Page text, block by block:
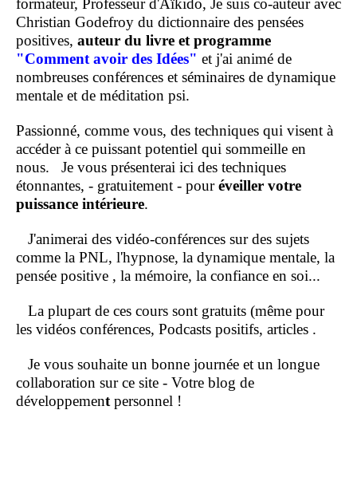
formateur, Professeur d'Aïkido, Je suis co-auteur avec
Christian Godefroy du dictionnaire des pensées
positives, auteur du livre et programme
"Comment avoir des Idées" et j'ai animé de
nombreuses conférences et séminaires de dynamique
mentale et de méditation psi.
Passionné, comme vous, des techniques qui visent à
accéder à ce puissant potentiel qui sommeille en
nous. Je vous présenterai ici des techniques
étonnantes, - gratuitement - pouréveiller votre
puissance intérieure.
J'animerai des vidéo-conférences sur des sujets
comme la PNL, l'hypnose, la dynamique mentale, la
pensée positive , la mémoire, la confiance en soi...
La plupart de ces cours sont gratuits (même pour
les vidéos conférences, Podcasts positifs, articles .
Je vous souhaite un bonne journée et un longue
collaboration sur ce site - Votre blog de
développement personnel !